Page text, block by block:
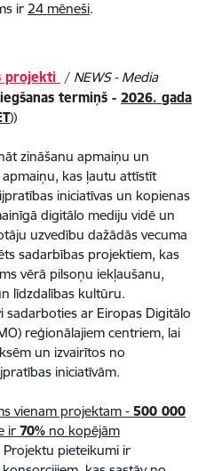
ir 24 mēneši.​​​​​
projekti / NEWS - Media
termiņš - 2026. gada
))
zināšanu apmaiņu un
kas ļautu attīstīt
iniciatīvas un kopienas
digitālo mediju vidē un
uzvedību dažādās vecuma
sadarbības projektiem, kas
vērā pilsoņu iekļaušanu,
līdzdalības kultūru.
sadarboties ar Eiropas Digitālo
reģionālajiem centriem, lai
un izvairītos no
iniciatīvām.
vienam projektam - 500 000
ir 70% no kopējām
Projektu pieteikumi ir